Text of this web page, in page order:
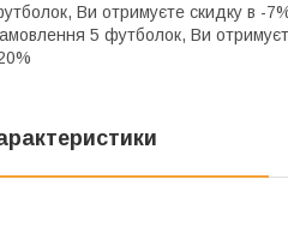
Ви отримуєте скидку в -
5 футболок, Ви